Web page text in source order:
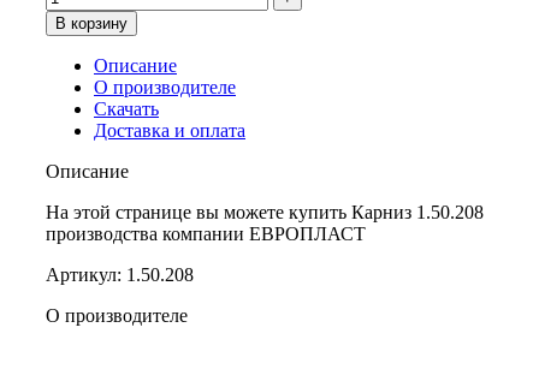
В корзину
Описание
О производителе
Скачать
Доставка и оплата
Описание
На этой странице вы можете купить Карниз 1.50.208
производства компании ЕВРОПЛАСТ
Артикул: 1.50.208
О производителе